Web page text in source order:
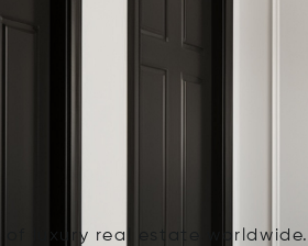
luxury real estate worldwide.